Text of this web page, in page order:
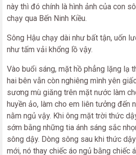
này thì đó chính là hình ảnh của con
chạy qua Bến Ninh Kiều.
Sông Hậu chạy dài như bất tận, uốn
như tấm vải khổng lồ vậy.
Vào buổi sáng, mặt hồ phẳng lặng lạ
hai bên vẫn còn nghiêng mình yên
sương mù giăng trên mặt nước làm
huyền ảo, làm cho em liên tưởng đến
nằm ngủ vậy. Khi ông mặt trời thức
sớm bằng những tia ánh sáng sắc
sông dậy. Dòng sông sau khi thức
mới, nó thay chiếc áo ngủ bằng chiếc